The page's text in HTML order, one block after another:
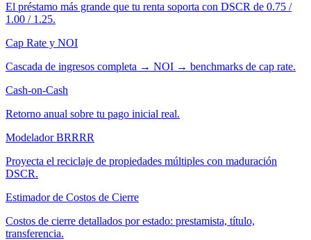
El préstamo más grande que tu renta soporta con DSCR de 0.75 /
1.00 / 1.25.
Cap Rate y NOI
Cascada de ingresos completa → NOI → benchmarks de cap rate.
Cash-on-Cash
Retorno anual sobre tu pago inicial real.
Modelador BRRRR
Proyecta el reciclaje de propiedades múltiples con maduración
DSCR.
Estimador de Costos de Cierre
Costos de cierre detallados por estado: prestamista, título,
transferencia.